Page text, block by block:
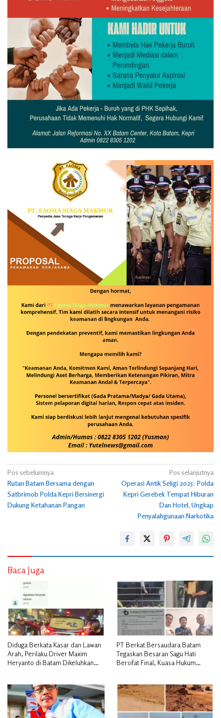
Navigasi
pos
Pos sebelumnya
Rutan Batam Bersama dengan
Satbrimob Polda Kepri Bersinergi
Dukung Ketahanan Pangan
Pos selanjutnya
Operasi Antik Seligi 2025: Polda
Kepri Gerebek Tempat Hiburan
Dan Hotel, Ungkap
Penyalahgunaan Narkotika
Baca Juga
Diduga Berkata Kasar dan Lawan
Arah, Perilaku Driver Maxim
Heryanto di Batam Dikeluhkan
PT Berkat Bersaudara Batam
Tegaskan Besaran Sagu Hati
Bersifat Final, Kuasa Hukum